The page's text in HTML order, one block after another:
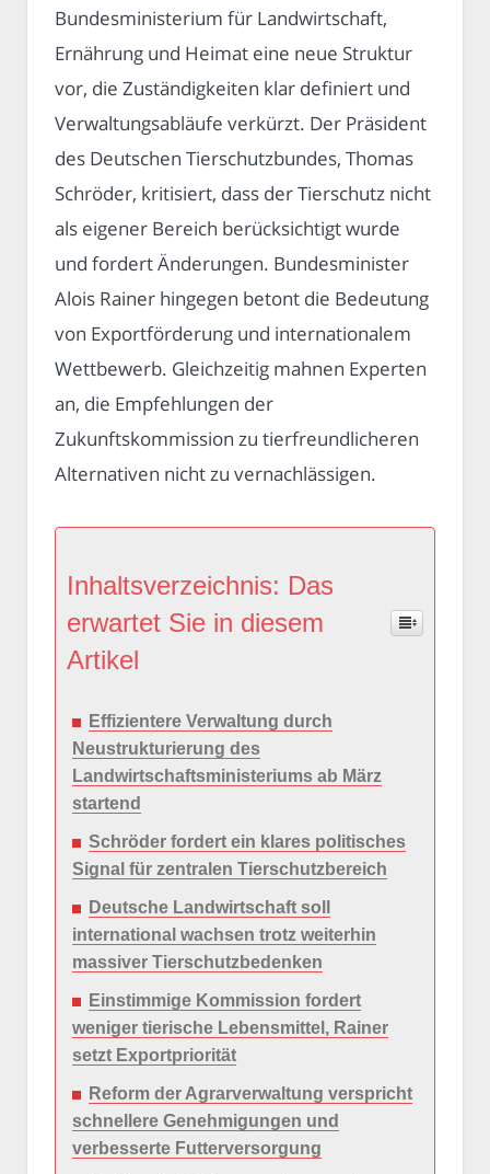
Bundesministerium für Landwirtschaft,
Ernährung und Heimat eine neue Struktur
vor, die Zuständigkeiten klar definiert und
Verwaltungsabläufe verkürzt. Der Präsident
des Deutschen Tierschutzbundes, Thomas
Schröder, kritisiert, dass der Tierschutz nicht
als eigener Bereich berücksichtigt wurde
und fordert Änderungen. Bundesminister
Alois Rainer hingegen betont die Bedeutung
von Exportförderung und internationalem
Wettbewerb. Gleichzeitig mahnen Experten
an, die Empfehlungen der
Zukunftskommission zu tierfreundlicheren
Alternativen nicht zu vernachlässigen.
Inhaltsverzeichnis: Das
erwartet Sie in diesem
Artikel
Effizientere Verwaltung durch
Neustrukturierung des
Landwirtschaftsministeriums ab März
startend
Schröder fordert ein klares politisches
Signal für zentralen Tierschutzbereich
Deutsche Landwirtschaft soll
international wachsen trotz weiterhin
massiver Tierschutzbedenken
Einstimmige Kommission fordert
weniger tierische Lebensmittel, Rainer
setzt Exportpriorität
Reform der Agrarverwaltung verspricht
schnellere Genehmigungen und
verbesserte Futterversorgung